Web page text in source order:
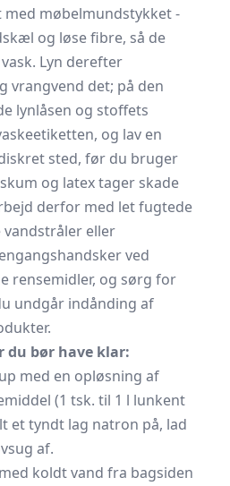
møbelmundstykket -
og løse fibre, så de
Lyn derefter
vrangvend det; på den
lynlåsen og stoffets
og lav en
sted, før du bruger
og latex tager skade
derfor med let fugtede
eller
ved
rensemidler, og sørg for
undgår indånding af
du bør have klar:
med en opløsning af
(1 tsk. til 1 l lunkent
et tyndt lag natron på, lad
af.
koldt vand fra bagsiden